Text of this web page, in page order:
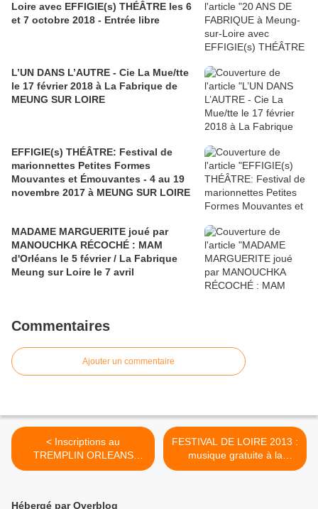
Loire avec EFFIGIE(s) THÉÂTRE les 6
et 7 octobre 2018 - Entrée libre
L’UN DANS L’AUTRE - Cie La Mue/tte
le 17 février 2018 à La Fabrique de
MEUNG SUR LOIRE
EFFIGIE(s) THÉÂTRE: Festival de
marionnettes Petites Formes
Mouvantes et Émouvantes - 4 au 19
novembre 2017 à MEUNG SUR LOIRE
MADAME MARGUERITE joué par
MANOUCHKA RÉCOCHÉ : MAM
d'Orléans le 5 février / La Fabrique
Meung sur Loire le 7 avril
Commentaires
Ajouter un commentaire
< Inscriptions au
TREMPLIN ORLEANS
'JAZZ du 11 décembre
FESTIVAL DE LOIRE 2013 :
musique gratuite à la
guinguette "La Sardine" >
Hébergé par Overblog